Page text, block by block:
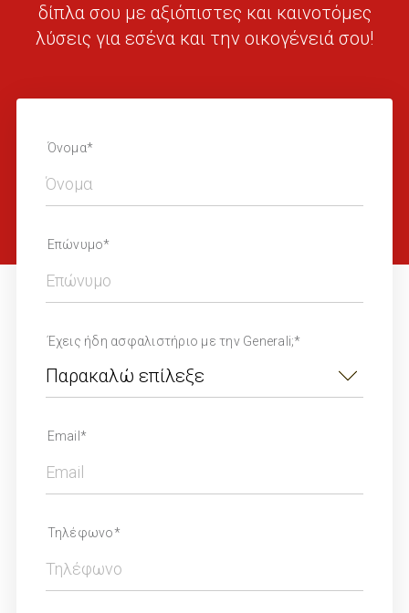
δίπλα σου με αξιόπιστες και καινοτόμες
λύσεις για εσένα και την οικογένειά σου!
Όνομα*
Επώνυμο*
Έχεις ήδη ασφαλιστήριο με την Generali;*
Email*
Τηλέφωνο*